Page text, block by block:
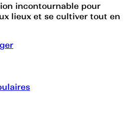
incontournable pour
lieux et se cultiver tout en